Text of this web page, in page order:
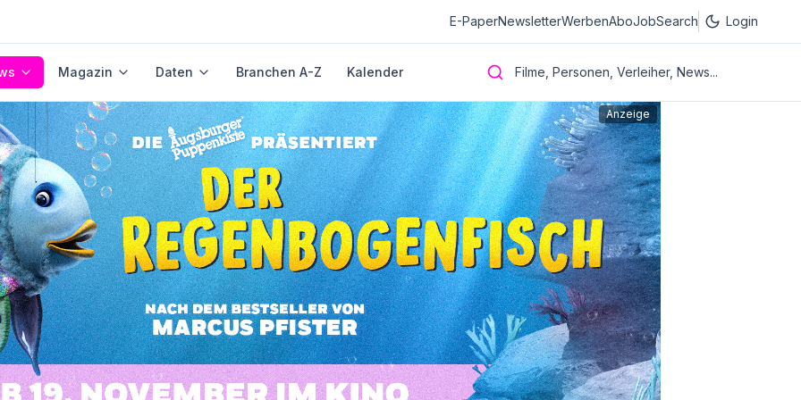
E-PaperNewsletterWerbenAboJobSearch Login
Magazin Daten Branchen A-Z Kalender Filme, Personen, Verleiher, News...
Anzeige